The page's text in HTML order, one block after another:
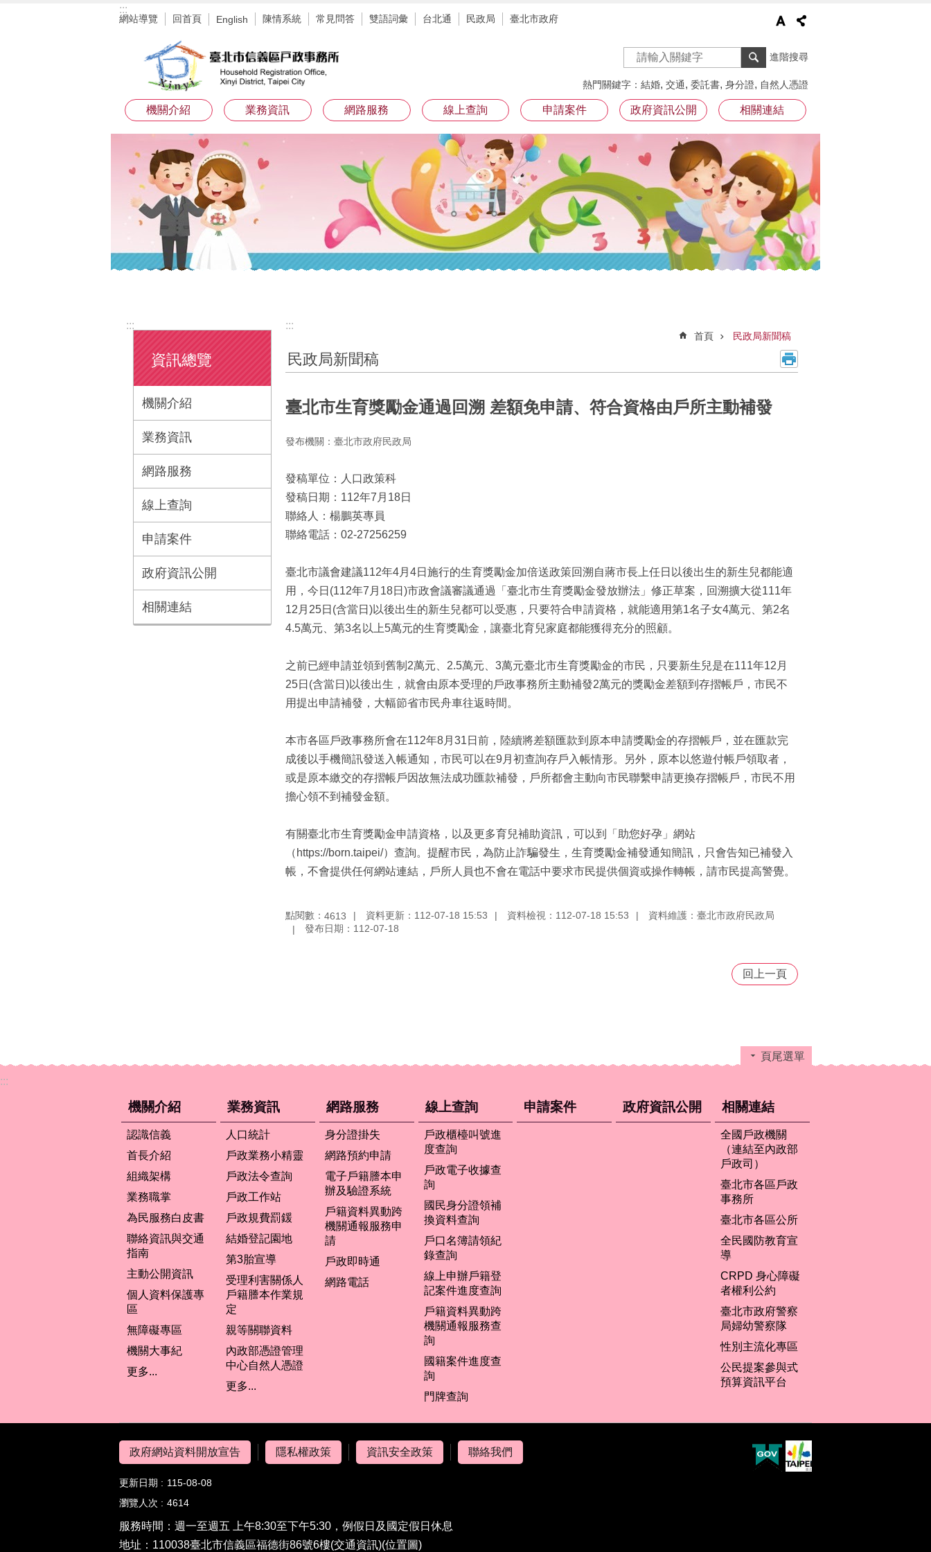
:::
網站導覽 回首頁 English 陳情系統 常見問答 雙語詞彙 台北通 民政局 臺北市政府
進階搜尋
熱門關鍵字 結婚 交通 委託書 身分證 自然人憑證
機關介紹 業務資訊 網路服務 線上查詢 申請案件 政府資訊公開 相關連結
:::
資訊總覽
機關介紹
業務資訊
網路服務
線上查詢
申請案件
政府資訊公開
相關連結
:::
首頁 民政局新聞稿
民政局新聞稿
臺北市生育獎勵金通過回溯 差額免申請、符合資格由戶所主動補發
發布機關：臺北市政府民政局
發稿單位：人口政策科
發稿日期：112年7月18日
聯絡人：楊鵬英專員
聯絡電話：02-27256259
臺北市議會建議112年4月4日施行的生育獎勵金加倍送政策回溯自蔣市長上任日以後出生的新生兒都能適
用，今日(112年7月18日)市政會議審議通過「臺北市生育獎勵金發放辦法」修正草案，回溯擴大從111年
12月25日(含當日)以後出生的新生兒都可以受惠，只要符合申請資格，就能適用第1名子女4萬元、第2名
4.5萬元、第3名以上5萬元的生育獎勵金，讓臺北育兒家庭都能獲得充分的照顧。
之前已經申請並領到舊制2萬元、2.5萬元、3萬元臺北市生育獎勵金的市民，只要新生兒是在111年12月
25日(含當日)以後出生，就會由原本受理的戶政事務所主動補發2萬元的獎勵金差額到存摺帳戶，市民不
用提出申請補發，大幅節省市民舟車往返時間。
本市各區戶政事務所會在112年8月31日前，陸續將差額匯款到原本申請獎勵金的存摺帳戶，並在匯款完
成後以手機簡訊發送入帳通知，市民可以在9月初查詢存戶入帳情形。另外，原本以悠遊付帳戶領取者，
或是原本繳交的存摺帳戶因故無法成功匯款補發，戶所都會主動向市民聯繫申請更換存摺帳戶，市民不用
擔心領不到補發金額。
有關臺北市生育獎勵金申請資格，以及更多育兒補助資訊，可以到「助您好孕」網站
（https://born.taipei/）查詢。提醒市民，為防止詐騙發生，生育獎勵金補發通知簡訊，只會告知已補發入
帳，不會提供任何網站連結，戶所人員也不會在電話中要求市民提供個資或操作轉帳，請市民提高警覺。
點閱數： 4613 資料更新：112-07-18 15:53 資料檢視：112-07-18 15:53
資料維護：臺北市政府民政局
發布日期：112-07-18
回上一頁
頁尾選單
:::
機關介紹
認識信義
首長介紹
組織架構
業務職掌
為民服務白皮書
聯絡資訊與交通
指南
主動公開資訊
個人資料保護專
區
無障礙專區
機關大事紀
更多...
業務資訊
人口統計
戶政業務小精靈
戶政法令查詢
戶政工作站
戶政規費罰鍰
結婚登記園地
第3胎宣導
受理利害關係人
戶籍謄本作業規
定
親等關聯資料
內政部憑證管理
中心自然人憑證
更多...
網路服務
身分證掛失
網路預約申請
電子戶籍謄本申
辦及驗證系統
戶籍資料異動跨
機關通報服務申
請
戶政即時通
網路電話
線上查詢
戶政櫃檯叫號進
度查詢
戶政電子收據查
詢
國民身分證領補
換資料查詢
戶口名簿請領紀
錄查詢
線上申辦戶籍登
記案件進度查詢
戶籍資料異動跨
機關通報服務查
詢
國籍案件進度查
詢
門牌查詢
申請案件 政府資訊公開 相關連結
全國戶政機關
（連結至內政部
戶政司）
臺北市各區戶政
事務所
臺北市各區公所
全民國防教育宣
導
CRPD 身心障礙
者權利公約
臺北市政府警察
局婦幼警察隊
性別主流化專區
公民提案參與式
預算資訊平台
政府網站資料開放宣告 隱私權政策 資訊安全政策 聯絡我們
更新日期
115-08-08
瀏覽人次
4614
服務時間：週一至週五 上午8:30至下午5:30，例假日及國定假日休息
地址：110038臺北市信義區福德街86號6樓(交通資訊)(位置圖)